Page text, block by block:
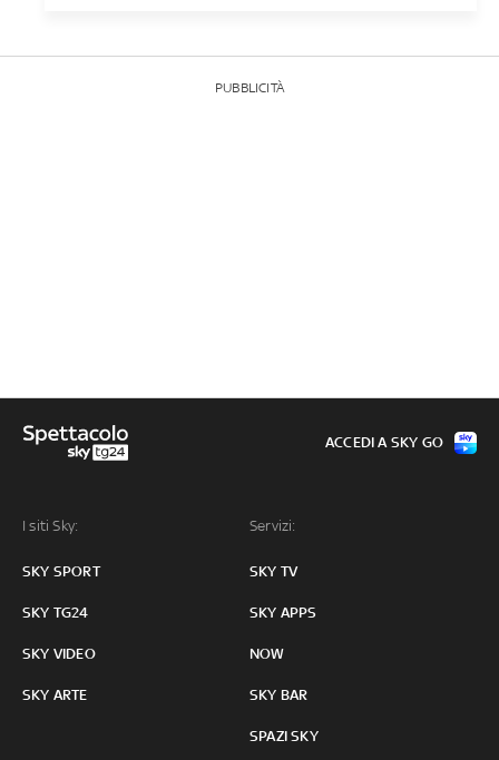
PUBBLICITÀ
I siti Sky:
SKY SPORT
SKY TG24
SKY VIDEO
SKY ARTE
Servizi:
SKY TV
SKY APPS
NOW
SKY BAR
SPAZI SKY
ACCEDI A SKY GO